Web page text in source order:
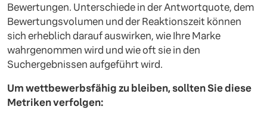
Bewertungen. Unterschiede in der Antwortquote, dem
Bewertungsvolumen und der Reaktionszeit können
sich erheblich darauf auswirken, wie Ihre Marke
wahrgenommen wird und wie oft sie in den
Suchergebnissen aufgeführt wird.
Um wettbewerbsfähig zu bleiben, sollten Sie diese
Metriken verfolgen: